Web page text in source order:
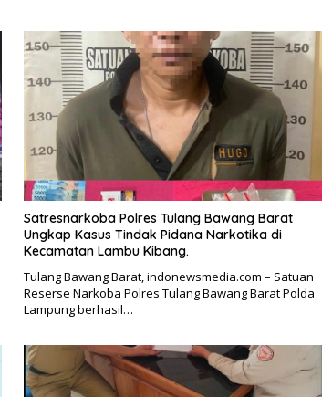
Satresnarkoba Polres Tulang Bawang Barat
Ungkap Kasus Tindak Pidana Narkotika di
Kecamatan Lambu Kibang.
Tulang Bawang Barat, indonewsmedia.com – Satuan
Reserse Narkoba Polres Tulang Bawang Barat Polda
Lampung berhasil…